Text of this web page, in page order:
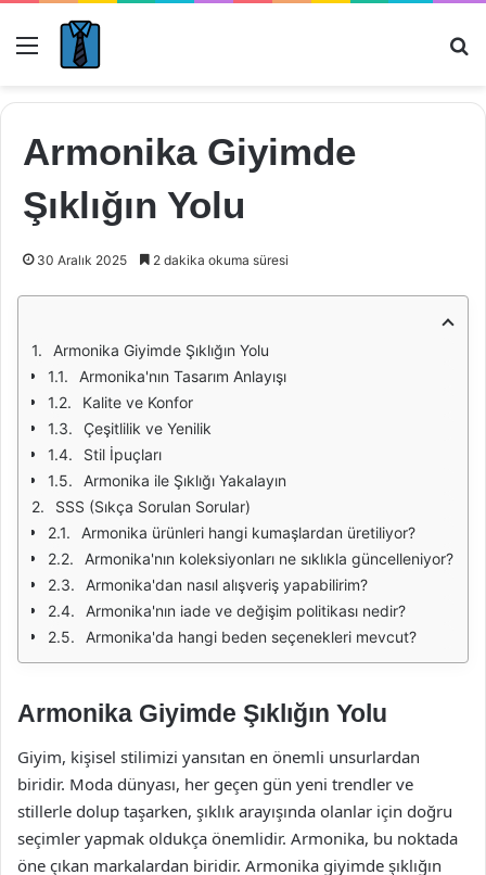
Menü
Armonika Giyimde
Şıklığın Yolu
30 Aralık 2025 2 dakika okuma süresi
Armonika Giyimde Şıklığın Yolu
Armonika'nın Tasarım Anlayışı
Kalite ve Konfor
Çeşitlilik ve Yenilik
Stil İpuçları
Armonika ile Şıklığı Yakalayın
SSS (Sıkça Sorulan Sorular)
Armonika ürünleri hangi kumaşlardan üretiliyor?
Armonika'nın koleksiyonları ne sıklıkla güncelleniyor?
Armonika'dan nasıl alışveriş yapabilirim?
Armonika'nın iade ve değişim politikası nedir?
Armonika'da hangi beden seçenekleri mevcut?
Armonika Giyimde Şıklığın Yolu
Giyim, kişisel stilimizi yansıtan en önemli unsurlardan
biridir. Moda dünyası, her geçen gün yeni trendler ve
stillerle dolup taşarken, şıklık arayışında olanlar için doğru
seçimler yapmak oldukça önemlidir. Armonika, bu noktada
öne çıkan markalardan biridir. Armonika giyimde şıklığın